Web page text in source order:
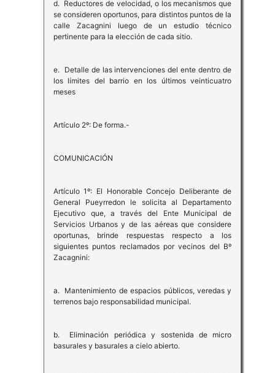
d. Reductores de velocidad, o los mecanismos que
se consideren oportunos, para distintos puntos de la
calle Zacagnini luego de un estudio técnico
pertinente para la elección de cada sitio.
e. Detalle de las intervenciones del ente dentro de
los límites del barrio en los últimos veinticuatro
meses
Artículo 2º: De forma.-
COMUNICACIÓN
Artículo 1º: El Honorable Concejo Deliberante de
General Pueyrredon le solicita al Departamento
Ejecutivo que, a través del Ente Municipal de
Servicios Urbanos y de las aéreas que considere
oportunas, brinde respuestas respecto a los
siguientes puntos reclamados por vecinos del Bº
Zacagnini:
a. Mantenimiento de espacios públicos, veredas y
terrenos bajo responsabilidad municipal.
b. Eliminación periódica y sostenida de micro
basurales y basurales a cielo abierto.